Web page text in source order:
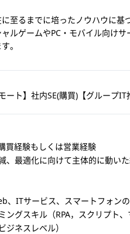
至るまでに培ったノウハウに
ルゲームやPC・モバイル向け
。
ート】社内SE(購買)【グループIT
買経験もしくは営業経験
、最適化に向けて主体的に動い
、ITサービス、スマートフォン
ングスキル（RPA，スクリプト、
ジネスレベル）